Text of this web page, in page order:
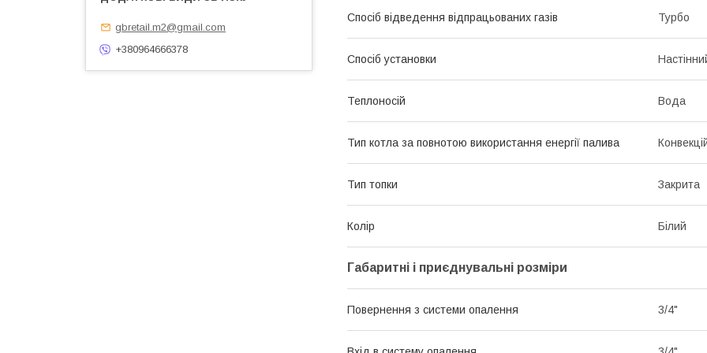
Спосіб відведення відпрацьованих газів Турбо
Спосіб установки
Теплоносій Вода
Тип котла за повнотою використання енергії палива
Тип топки Закрита
Колір Білий
Габаритні і приєднувальні розміри
Повернення з системи опалення 3/4"
gbretail.m2@gmail.com
+380964666378